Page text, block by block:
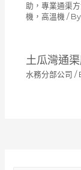
助，專業通渠
機，高溫機 / By
土瓜灣通
水務分部公司 /